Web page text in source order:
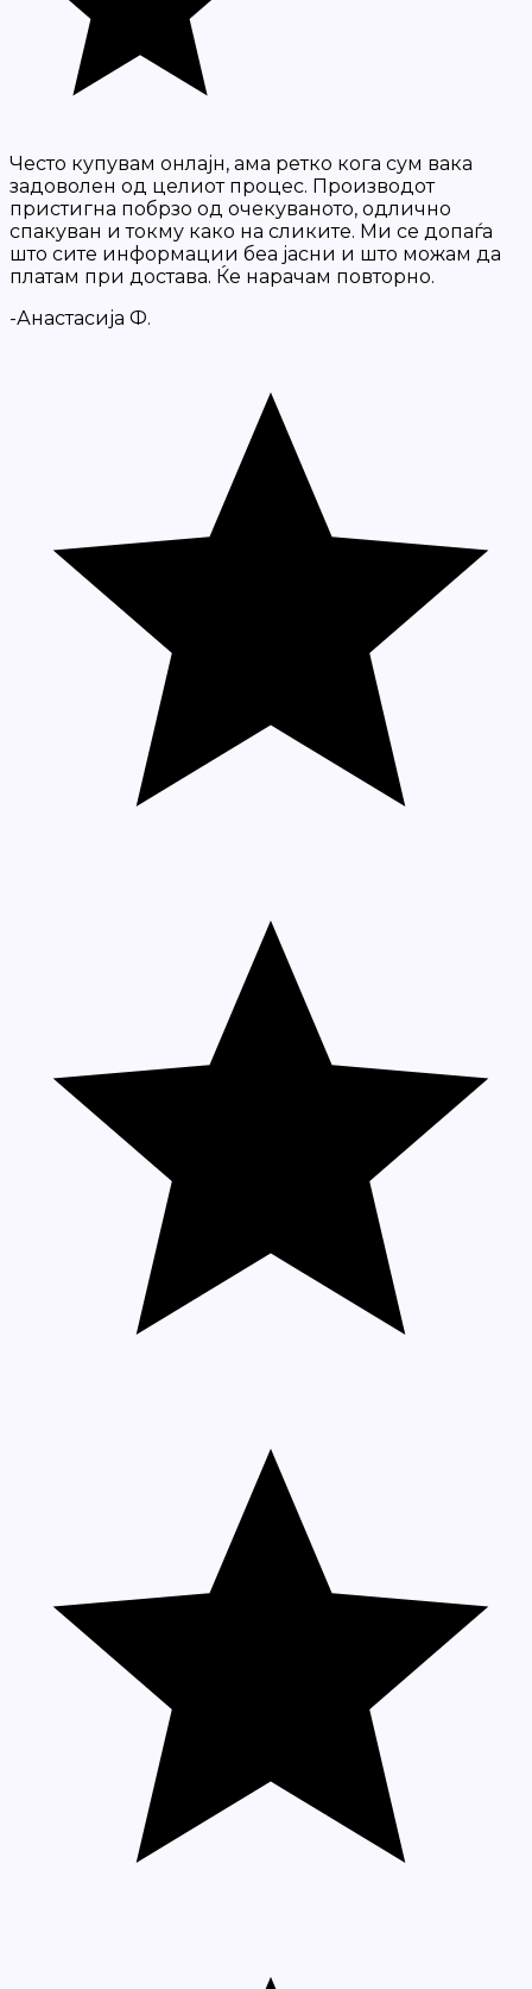
Често купувам онлајн, ама ретко кога сум вака
задоволен од целиот процес. Производот
пристигна побрзо од очекуваното, одлично
спакуван и токму како на сликите. Ми се допаѓа
што сите информации беа јасни и што можам да
платам при достава. Ќе нарачам повторно.
-Анастасија Ф.